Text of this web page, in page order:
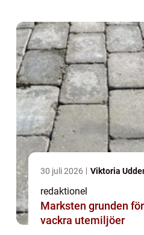
artikel...
30 juli 2026 Viktoria
redaktionel
Marksten grunden för hållbara och
vackra utemiljöer